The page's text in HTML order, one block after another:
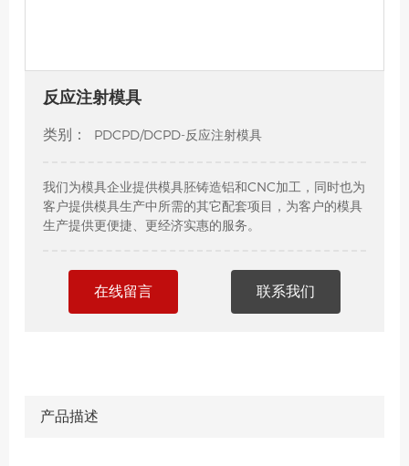
反应注射模具
类别： PDCPD/DCPD-反应注射模具
我们为模具企业提供模具胚铸造铝和CNC加工，同时也为
客户提供模具生产中所需的其它配套项目，为客户的模具
生产提供更便捷、更经济实惠的服务。
在线留言 联系我们
产品描述